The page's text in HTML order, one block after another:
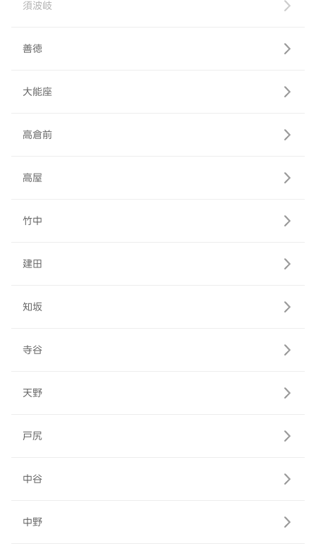
須波岐
善徳
大能座
高倉前
高屋
竹中
建田
知坂
寺谷
天野
戸尻
中谷
中野